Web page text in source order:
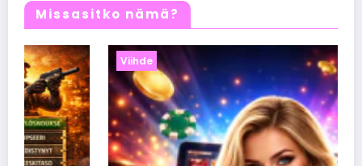
Missasitko nämä?
Viihde